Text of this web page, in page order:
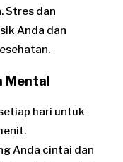
Stres dan
Anda dan
Mental
hari untuk
Anda cintai dan